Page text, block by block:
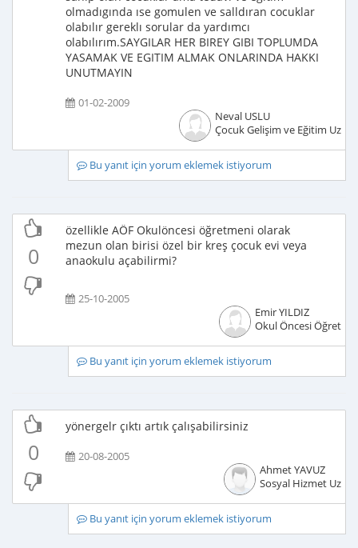
olmadıgında ıse gomulen ve salldıran cocuklar
olabılır gereklı sorular da yardımcı
olabılırım.SAYGILAR HER BIREY GIBI TOPLUMDA
YASAMAK VE EGITIM ALMAK ONLARINDA HAKKI
UNUTMAYIN
01-02-2009
Neval USLU
Çocuk Gelişim ve Eğitim
Bu yanıt için yorum eklemek istiyorum
0
özellikle AÖF Okulöncesi öğretmeni olarak
mezun olan birisi özel bir kreş çocuk evi veya
anaokulu açabilirmi?
25-10-2005
Emir YILDIZ
Okul Öncesi
Bu yanıt için yorum eklemek istiyorum
0
yönergelr çıktı artık çalışabilirsiniz
20-08-2005
Ahmet YAVUZ
Sosyal Hizmet
Bu yanıt için yorum eklemek istiyorum